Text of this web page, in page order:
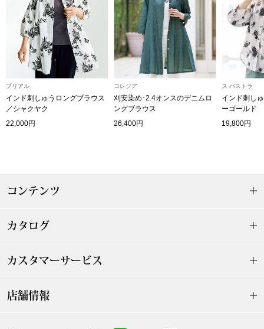
ランド
すべて見る
プ
ス
和装
その他
おすすめブラ
ザ･ノース･フ
ヘリーハンセン
カンタベリー
ブリアル
インド刺しゅうロングブラウス
／シャクヤク
22,000円
コレジア
刈安染め･2.4オンスのデニムロ
ングブラウス
26,400円
ス バストラ
インド刺し
ーゴールド
19,800円
コンテンツ
カタログ
カスタマーサービス
店舗情報